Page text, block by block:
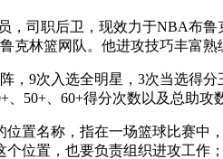
，司职后卫，现效力于NBA布
克林篮网队。他进攻技巧丰富熟
，9次入选全明星，3次当选得
、50+、60+得分次数以及总助
位置名称，指在一场篮球比赛
个位置，也要负责组织进攻工作